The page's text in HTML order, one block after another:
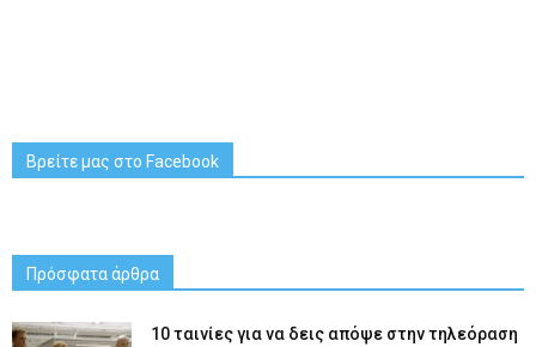
Βρείτε μας στο Facebook
Πρόσφατα άρθρα
10 ταινίες για να δεις απόψε στην τηλεόραση